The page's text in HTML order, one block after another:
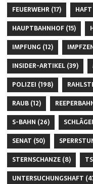
FEUERWEHR (17) HAFT
HAUPTBAHNHOF(15)
IMPFUNG (12)
INSIDER-ARTIKEL(39)
POLIZEI (198)
RAUB(12)
S-BAHN (26)
SENAT (50)
STERNSCHANZE(8)
UNTERSUCHUNGSHAFT